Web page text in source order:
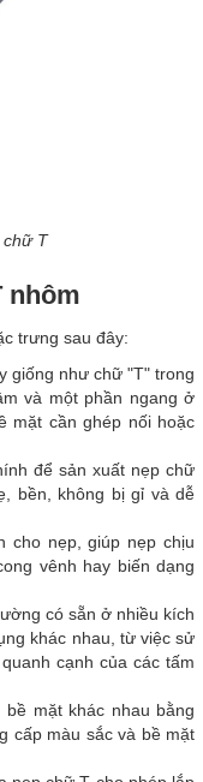
chữ T
nhôm
trưng sau đây:
giống như chữ "T" trong
và một phần ngang ở
mặt cần ghép nối hoặc
để sản xuất nẹp chữ
bền, không bị gỉ và dễ
cho nẹp, giúp nẹp chịu
vênh hay biến dạng
có sẵn ở nhiều kích
khác nhau, từ việc sử
cạnh của các tấm
mặt khác nhau bằng
cấp màu sắc và bề mặt